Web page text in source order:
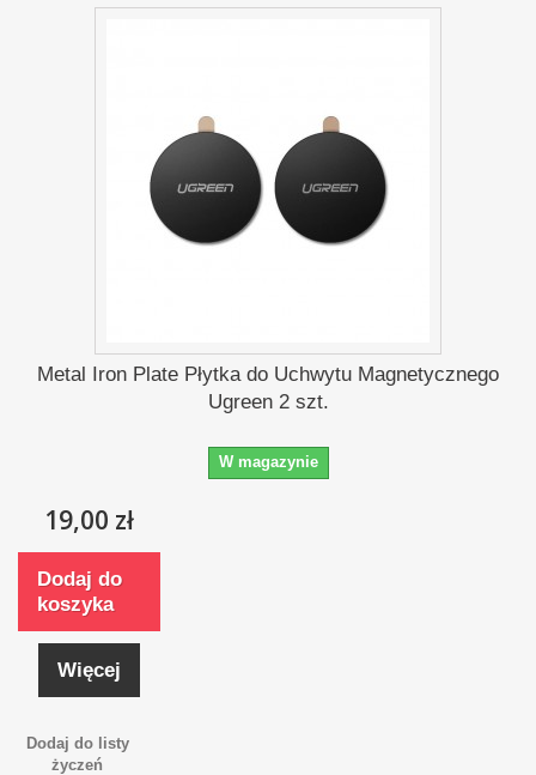
Metal Iron Plate Płytka do Uchwytu Magnetycznego
Ugreen 2 szt.
W magazynie
19,00 zł
Dodaj do
koszyka
Więcej
Dodaj do listy
życzeń